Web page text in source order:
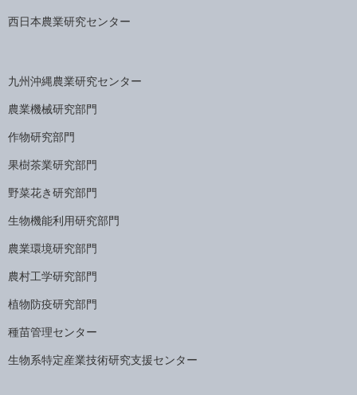
西日本農業研究センター
九州沖縄農業研究センター
農業機械研究部門
作物研究部門
果樹茶業研究部門
野菜花き研究部門
生物機能利用研究部門
農業環境研究部門
農村工学研究部門
植物防疫研究部門
種苗管理センター
生物系特定産業技術研究支援センター